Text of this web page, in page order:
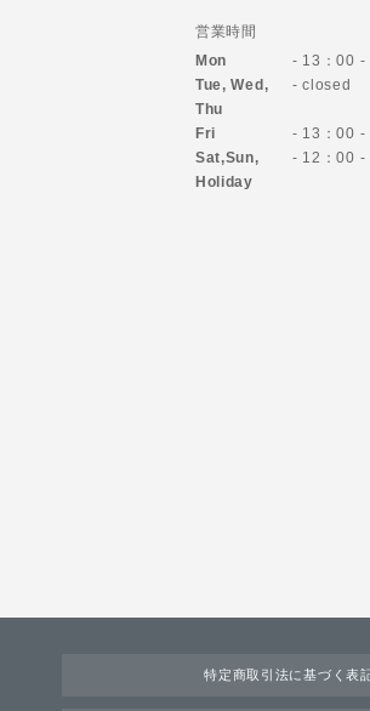
営業時間
Mon
- 13：00 -
Tue, Wed,
Thu
- closed
Fri
- 13：00 -
Sat,Sun,
Holiday
- 12：00 -
特定商取引法に基づく表